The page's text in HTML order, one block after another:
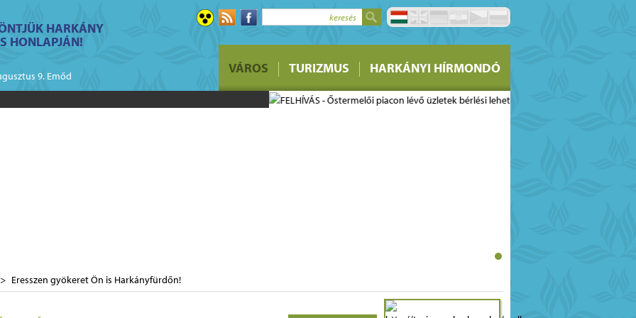
HARKÁNY
HONLAPJÁN!
9. Emőd VÁROS TURIZMUS HARKÁNYI HÍRMONDÓ
keresés
FELHÍVÁS - Őstermelői piacon lévő
üzletek bérlési lehetőségére
Eresszen gyökeret Ön is Harkányfürdőn!